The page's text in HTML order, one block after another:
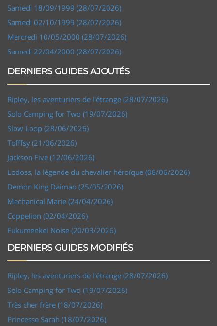
Samedi 18/09/1999 (28/07/2026)
Samedi 02/10/1999 (28/07/2026)
Mercredi 10/05/2000 (28/07/2026)
Samedi 22/04/2000 (28/07/2026)
DERNIERS GUIDES AJOUTÉS
Ripley, les aventuriers de l'étrange (28/07/2026)
Solo Camping for Two (19/07/2026)
Slow Loop (28/06/2026)
Tofffsy (21/06/2026)
Jackson Five (12/06/2026)
Lodoss, la légende du chevalier héroïque (08/06/2026)
Demon King Daimao (25/05/2026)
Mechanical Marie (24/04/2026)
Coppelion (02/04/2026)
Fukumenkei Noise (20/03/2026)
DERNIERS GUIDES MODIFIÉS
Ripley, les aventuriers de l'étrange (28/07/2026)
Solo Camping for Two (19/07/2026)
Très cher frère (18/07/2026)
Princesse Sarah (18/07/2026)